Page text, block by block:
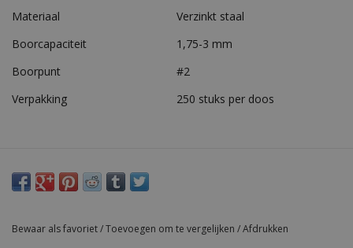
Materiaal
Verzinkt staal
Boorcapaciteit
1,75-3 mm
Boorpunt
#2
Verpakking
250 stuks per doos
Bewaar als favoriet/Toevoegen om te vergelijken /Afdrukken